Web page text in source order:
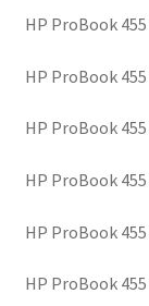
HP ProBook 455
HP ProBook
HP ProBook
HP ProBook
HP ProBook
HP ProBook